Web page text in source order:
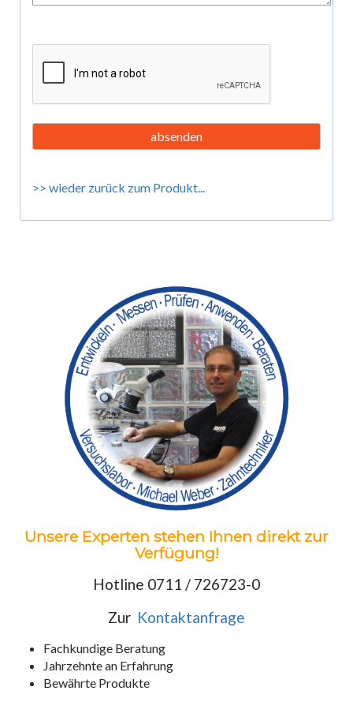
>> wieder zurück zum Produkt...
Unsere Experten stehen Ihnen direkt zur
Verfügung!
Hotline 0711 / 726723-0
Zur Kontaktanfrage
Fachkundige Beratung
Jahrzehnte an Erfahrung
Bewährte Produkte